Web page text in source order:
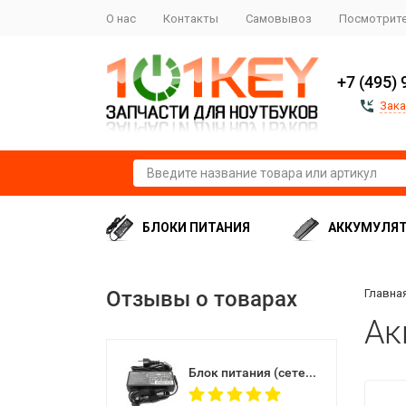
О нас Контакты Самовывоз
+7 (495)
БЛОКИ ПИТАНИЯ
Отзывы о товарах
Блок питания (сетевой адаптер) для моноблоков Lenovo 20V 6.75A 135W USB (прямоугольный разъем)